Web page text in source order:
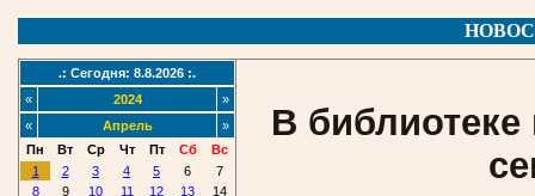
.: Сегодня: 8.8.2026 :.
«
2024
»
«
Апрель
»
Пн
Вт Ср Чт Пт Сб
Вс
1
2 3 4 5 6
7
8
9 10 11 12 13
14
В